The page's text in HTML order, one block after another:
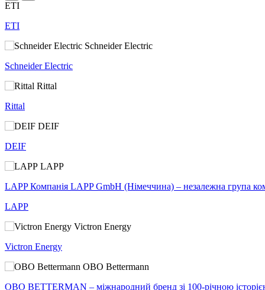
ETI
ETI
Schneider Electric
Schneider Electric
Rittal
Rittal
DEIF
DEIF
LAPP
LAPP Компанія LAPP GmbH (Німеччина) – незалежна група
LAPP
Victron Energy
Victron Energy
OBO Bettermann
OBO BETTERMAN – міжнародний бренд зі 100-річною